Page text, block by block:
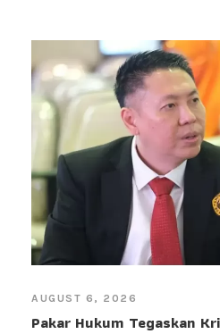
AUGUST 6, 2026
Pakar Hukum Tegaskan